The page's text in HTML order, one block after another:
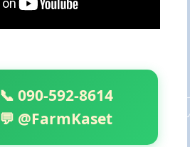
📞 090-592-8614
💬 @FarmKaset